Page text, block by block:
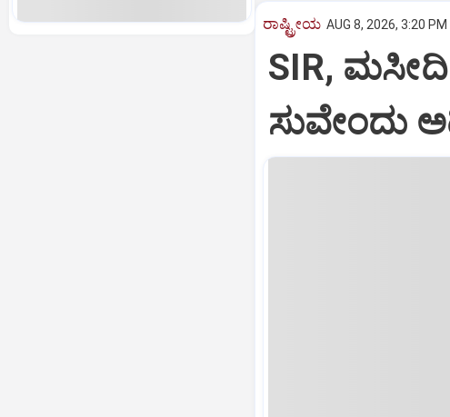
ರಾಷ್ಟ್ರೀಯ AUG 8, 2026, 3:20 PM
SIR,
ಸುವೇಂದು